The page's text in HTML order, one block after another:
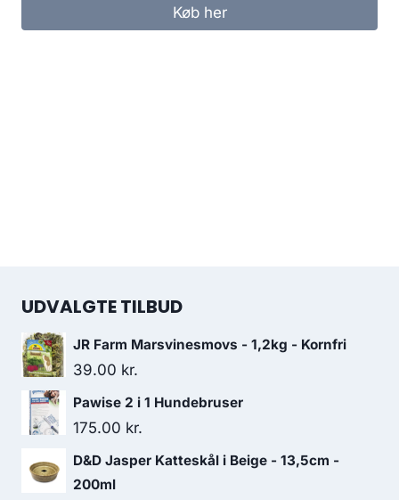
Køb her
UDVALGTE TILBUD
JR Farm Marsvinesmovs - 1,2kg - Kornfri
39.00 kr.
Pawise 2 i 1 Hundebruser
175.00 kr.
D&D Jasper Katteskål i Beige - 13,5cm -
200ml